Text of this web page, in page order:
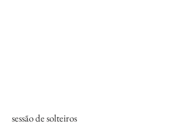
More
sessão de solteiros